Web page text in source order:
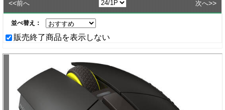
<<前へ 次へ>>
並べ替え：
販売終了商品を表示しない